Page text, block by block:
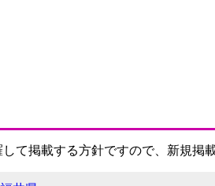
掲載する方針ですので、新規掲